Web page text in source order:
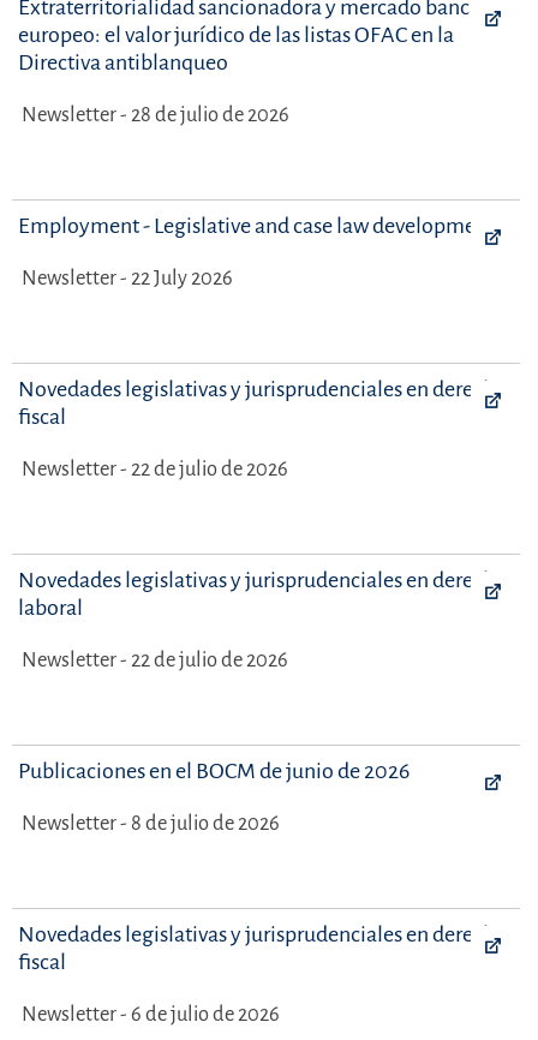
Extraterritorialidad sancionadora y mercado bancario
europeo: el valor jurídico de las listas OFAC en la
Directiva antiblanqueo
Newsletter - 28 de julio de 2026
Employment - Legislative and case law developments
Newsletter - 22 July 2026
Novedades legislativas y jurisprudenciales en derecho
fiscal
Newsletter - 22 de julio de 2026
Novedades legislativas y jurisprudenciales en derecho
laboral
Newsletter - 22 de julio de 2026
Publicaciones en el BOCM de junio de 2026
Newsletter - 8 de julio de 2026
Novedades legislativas y jurisprudenciales en derecho
fiscal
Newsletter - 6 de julio de 2026